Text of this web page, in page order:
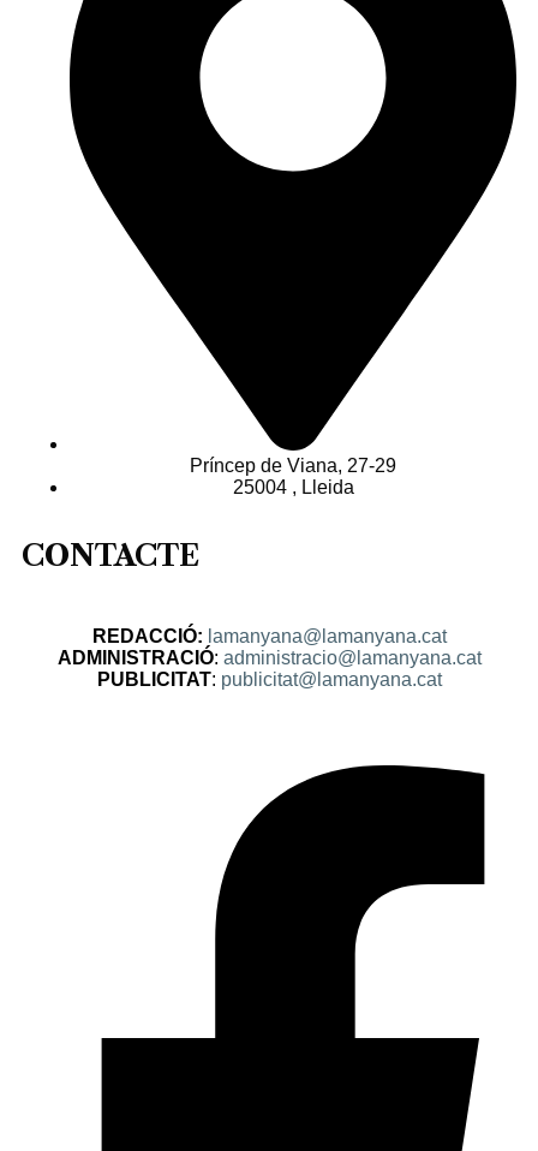
Príncep de Viana, 27-29
25004 , Lleida
CONTACTE
REDACCIÓ: lamanyana@lamanyana.cat
ADMINISTRACIÓ: administracio@lamanyana.cat
PUBLICITAT: publicitat@lamanyana.cat